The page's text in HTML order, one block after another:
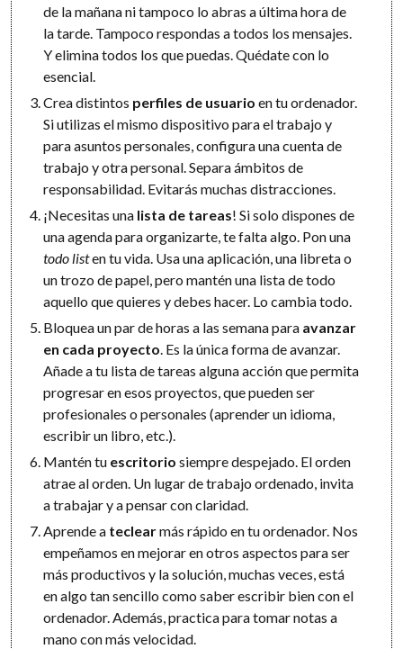
de la mañana ni tampoco lo abras a última hora de
la tarde. Tampoco respondas a todos los mensajes.
Y elimina todos los que puedas. Quédate con lo
esencial.
Crea distintos perfiles de usuario en tu ordenador.
Si utilizas el mismo dispositivo para el trabajo y
para asuntos personales, configura una cuenta de
trabajo y otra personal. Separa ámbitos de
responsabilidad. Evitarás muchas distracciones.
¡Necesitas una lista de tareas! Si solo dispones de
una agenda para organizarte, te falta algo. Pon una
todo listen tu vida. Usa una aplicación, una libreta o
un trozo de papel, pero mantén una lista de todo
aquello que quieres y debes hacer. Lo cambia todo.
Bloquea un par de horas a las semana para avanzar
en cada proyecto. Es la única forma de avanzar.
Añade a tu lista de tareas alguna acción que permita
progresar en esos proyectos, que pueden ser
profesionales o personales (aprender un idioma,
escribir un libro, etc.).
Mantén tu escritorio siempre despejado. El orden
atrae al orden. Un lugar de trabajo ordenado, invita
a trabajar y a pensar con claridad.
Aprende a teclearmás rápido en tu ordenador. Nos
empeñamos en mejorar en otros aspectos para ser
más productivos y la solución, muchas veces, está
en algo tan sencillo como saber escribir bien con el
ordenador. Además, practica para tomar notas a
mano con más velocidad.